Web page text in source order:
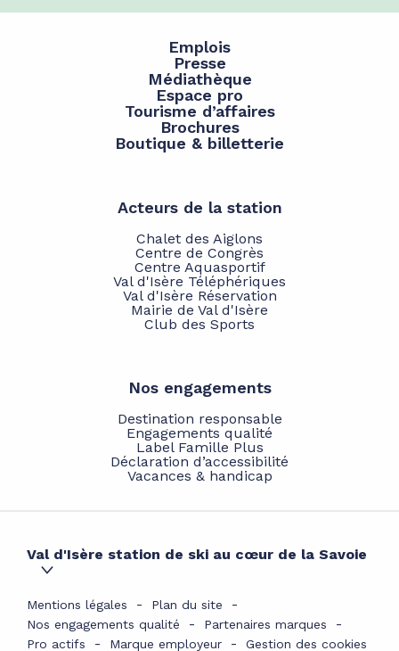
Emplois
Presse
Médiathèque
Espace pro
Tourisme d’affaires
Brochures
Boutique & billetterie
Acteurs de la station
Chalet des Aiglons
Centre de Congrès
Centre Aquasportif
Val d'Isère Téléphériques
Val d'Isère Réservation
Mairie de Val d'Isère
Club des Sports
Nos engagements
Destination responsable
Engagements qualité
Label Famille Plus
Déclaration d’accessibilité
Vacances & handicap
Val d'Isère station de ski au cœur de la Savoie
Mentions légales
Plan du site
Nos engagements qualité
Partenaires marques
Pro actifs
Marque employeur Gestion des cookies